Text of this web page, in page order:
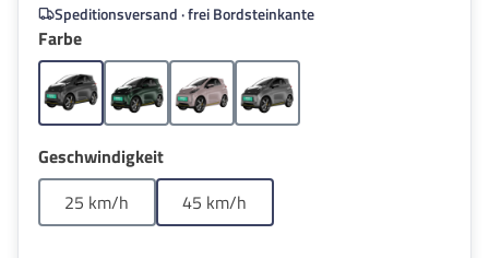
Speditionsversand · frei Bordsteinkante
Farbeauswählen
Grau Grün Pink
Silber
Geschwindigkeitauswählen
25 km/h
45 km/h